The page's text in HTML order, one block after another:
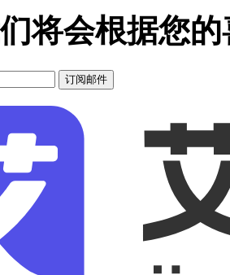
将会根据您
订阅邮件